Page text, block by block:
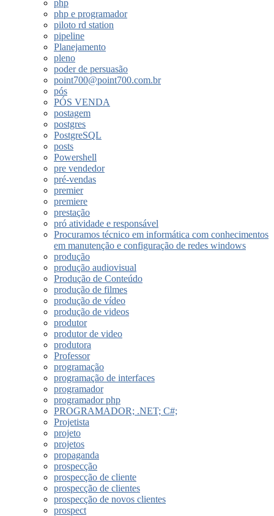
php
php e programador
piloto rd station
pipeline
Planejamento
pleno
poder de persuasão
point700@point700.com.br
pós
PÓS VENDA
postagem
postgres
PostgreSQL
posts
Powershell
pre vendedor
pré-vendas
premier
premiere
prestação
pró atividade e responsável
Procuramos técnico em informática com conhecimentos
em manutenção e configuração de redes windows
produção
produção audiovisual
Produção de Conteúdo
produção de filmes
produção de vídeo
produção de videos
produtor
produtor de video
produtora
Professor
programação
programação de interfaces
programador
programador php
PROGRAMADOR; .NET; C#;
Projetista
projeto
projetos
propaganda
prospecção
prospecção de cliente
prospecção de clientes
prospecção de novos clientes
prospect